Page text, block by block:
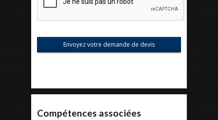
Compétences associées